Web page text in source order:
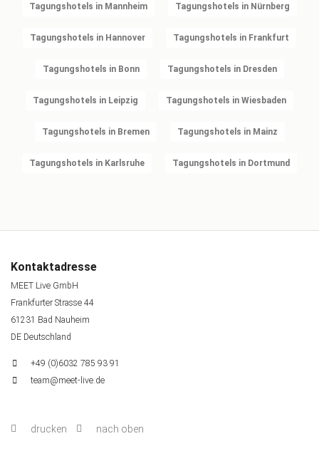
Tagungshotels in Mannheim Tagungshotels in Nürnberg
Tagungshotels in Hannover Tagungshotels in Frankfurt
Tagungshotels in Bonn Tagungshotels in Dresden
Tagungshotels in Leipzig Tagungshotels in Wiesbaden
Tagungshotels in Bremen Tagungshotels in Mainz
Tagungshotels in Karlsruhe Tagungshotels in Dortmund
Kontaktadresse
MEET Live GmbH
Frankfurter Strasse 44
61231 Bad Nauheim
DE Deutschland
+49 (0)6032 785 93 91
team@meet-live.de
drucken nach oben